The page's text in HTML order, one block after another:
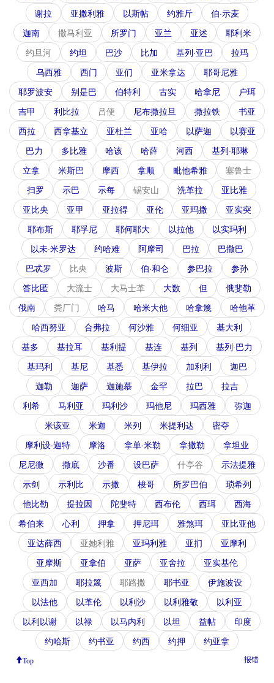
谢拉
亚撒利雅 以斯帖 约雅斤
伯·示麦
迦南
撒马利亚 所罗门 亚兰 亚述
耶利米
约旦河
约坦 巴沙 比加 基列·亚巴
拉玛
乌西雅
西门 亚们 亚米拿达
耶哥尼雅
耶罗波安
别是巴 伯特利 古实 哈拿尼
户珥
吉甲
利比拉 吕便 尼布撒拉旦 撒拉铁
书亚
西拉
西拿基立 亚杜兰 亚哈 以萨迦
以赛亚
巴力
多比雅 哈该 哈薛 河西
基列·耶琳
立拿
米斯巴 摩西 拿顺 毗他希雅
塞鲁士
扫罗
示巴 示每 锡安山 洗革拉
亚比雅
亚比央
亚甲 亚拉得 亚伦 亚玛撒
亚实突
耶布斯
耶孚尼 耶何耶大 以拉他
以实玛利
以未·米罗达
约哈难 阿摩司 巴拉
巴撒巴
巴忒罗
比央 波斯 伯·和仑 参巴拉
参孙
答比匿
大流士 大马士革 大数 但
俄斐勒
俄南
粪厂门 哈马 哈米大他 哈拿篾
哈他革
哈西努亚
合弗拉 何沙雅 何细亚
基大利
基多
基拉耳 基利提 基连 基列
基列·巴力
基玛利
基尼 基悉 基伊拉 加利利
迦巴
迦勒
迦萨 迦施慕 金罕 拉巴
拉吉
利希
马利亚 玛利沙 玛他尼 玛西雅
弥迦
米该亚
米迦 米列 米提利达
密夺
摩利设·迦特
摩洛 拿单·米勒 拿撒勒
拿坦业
尼尼微
撒底 沙番 设巴萨 什亭谷
示法提雅
示剑
示利比 示撒 梭哥 所罗巴伯
琐希列
他比勒
提拉因 陀斐特 西布伦 西珥
西海
希伯来
心利 押拿 押尼珥 雅煞珥
亚比亚他
亚达薛西
亚她利雅 亚玛利雅 亚扪
亚摩利
亚摩斯
亚拿伯 亚萨 亚舍拉
亚实基伦
亚西加
耶拉篾 耶路撒 耶书亚
伊施波设
以法他
以革伦 以利沙 以利雅敬
以利亚
以利以谢
以禄 以马内利 以坦 益帖
印度
约哈斯
约书亚 约西 约押 约亚拿
Top 报错